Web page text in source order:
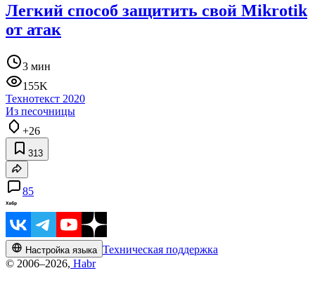
Легкий способ защитить свой Mikrotik
от атак
3 мин
155K
Технотекст 2020
Из песочницы
+26
313
85
Настройка языка Техническая поддержка
© 2006–2026, Habr